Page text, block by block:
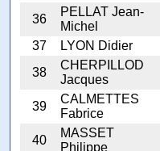
36
PELLAT Jean-
Michel
37
LYON Didier
38
CHERPILLOD
Jacques
39
CALMETTES
Fabrice
40
MASSET
Philippe